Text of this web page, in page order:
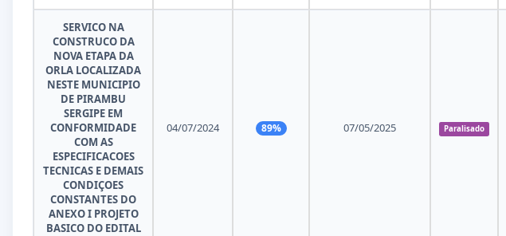
SERVICO NA
CONSTRUCO DA
NOVA ETAPA DA
ORLA LOCALIZADA
NESTE MUNICIPIO
DE PIRAMBU
SERGIPE EM
CONFORMIDADE
COM AS
ESPECIFICACOES
TECNICAS E DEMAIS
CONDIÇOES
CONSTANTES DO
ANEXO I PROJETO
BASICO DO EDITAL
04/07/2024 89% 07/05/2025 Paralisado